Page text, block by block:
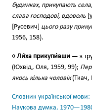
будинках, прикупають
слава господові, вдоволь
[Русевич] цього разу
1956, 158).
◊ Ли́ха прикупи́вши — з
(Юхвід, Оля, 1959, 99);
якось кілька чоловік(Ткач,
Словник української
Наукова думка,